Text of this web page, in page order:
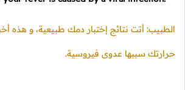
الطبيب: أتت نتائج إختبار دمك طبيعية، و هذه
حرارتك سببها عدوى فيروسية.